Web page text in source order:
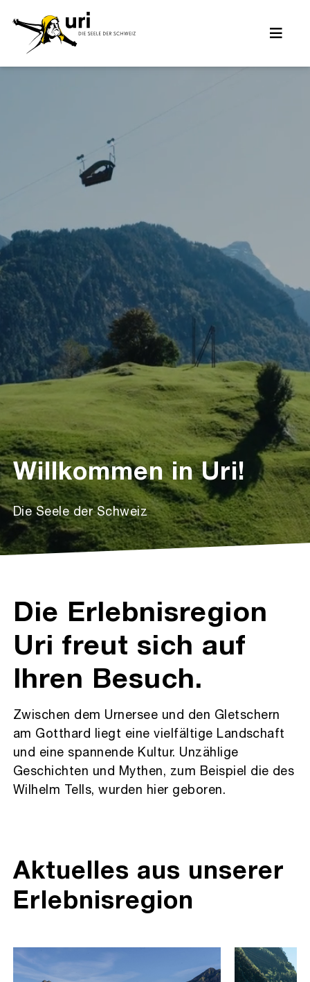
Willkommen in Uri!
Die Seele der Schweiz
Die Erlebnisregion
Uri freut sich auf
Ihren Besuch.
Zwischen dem Urnersee und den Gletschern
am Gotthard liegt eine vielfältige Landschaft
und eine spannende Kultur. Unzählige
Geschichten und Mythen, zum Beispiel die des
Wilhelm Tells, wurden hier geboren.
Aktuelles aus unserer
Erlebnisregion